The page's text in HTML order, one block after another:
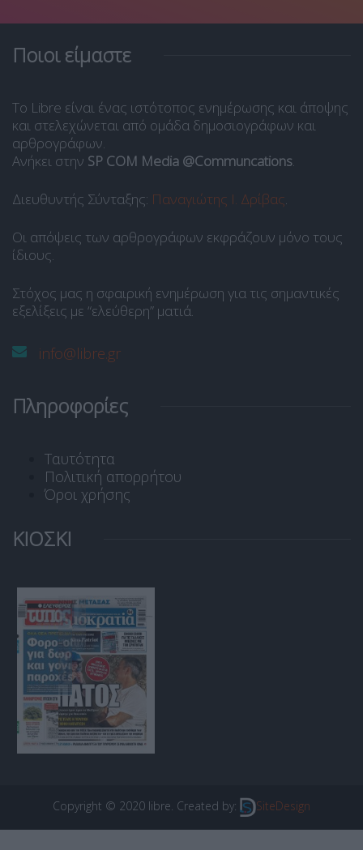
Ποιοι είμαστε
Το Libre είναι ένας ιστότοπος ενημέρωσης και άποψης
και στελεχώνεται από ομάδα δημοσιογράφων και
αρθρογράφων.
Ανήκει στην SP COM Media @Communcations.
Διευθυντής Σύνταξης: Παναγιώτης Ι. Δρίβας.
Οι απόψεις των αρθρογράφων εκφράζουν μόνο τους
ίδιους.
Στόχος μας η σφαιρική ενημέρωση για τις σημαντικές
εξελίξεις με “ελεύθερη” ματιά.
info@libre.gr
Πληροφορίες
Ταυτότητα
Πολιτική απορρήτου
Όροι χρήσης
ΚΙΟΣΚΙ
Copyright © 2020 libre. Created by: SiteDesign